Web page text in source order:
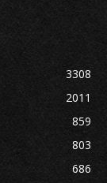
3308
2011
859
803
686